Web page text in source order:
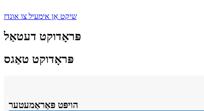
שיקט אַן אימעיל צו אונדז
פּראָדוקט דעטאַל
פּראָדוקט טאַגס
הויפּט פּאַראַמעטער